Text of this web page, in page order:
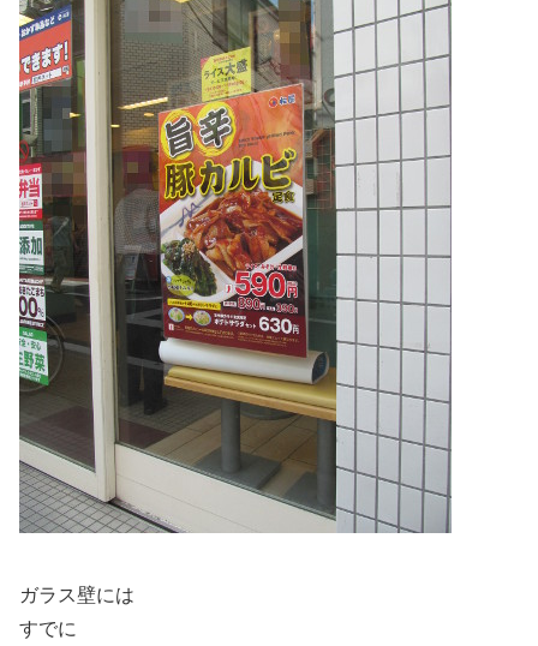
ガラス壁には
すでに